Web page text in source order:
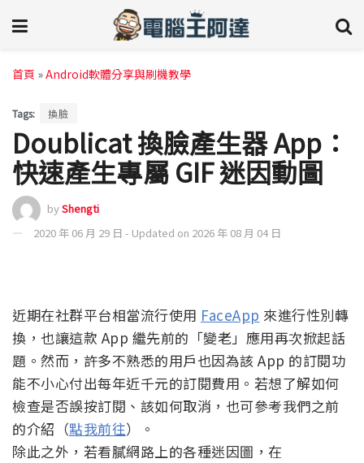
首頁 »Android軟體分享與刷機教學
Tags: 換臉
Doublicat 換臉產生器 App：
快速產生專屬 GIF 迷因動圖
byShengti
2020 年 06 月 29 日 - Updated on 2026 年 08 月 04 日
近期在社群平台相當流行使用 FaceApp 來進行性別轉
換，也讓這款 App 繼先前的「變老」應用再次掀起話
題。然而，許多不熟悉的用戶也因為該 App 的訂閱功
能不小心付出每年近千元的訂閱費用。若想了解如何
檢查是否誤按訂閱、該如何取消，也可參考我們之前
的介紹（點我前往）。
除此之外，若看膩網路上的各種迷因圖，在